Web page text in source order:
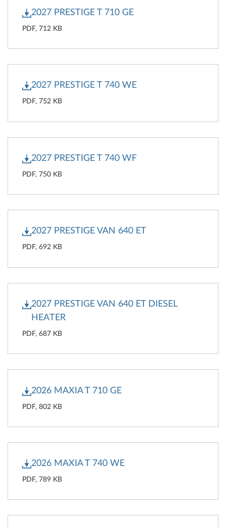
2027 PRESTIGE T 710 GE
PDF, 712 KB
2027 PRESTIGE T 740 WE
PDF, 752 KB
2027 PRESTIGE T 740 WF
PDF, 750 KB
2027 PRESTIGE VAN 640 ET
PDF, 692 KB
2027 PRESTIGE VAN 640 ET DIESEL
HEATER
PDF, 687 KB
2026 MAXIA T 710 GE
PDF, 802 KB
2026 MAXIA T 740 WE
PDF, 789 KB